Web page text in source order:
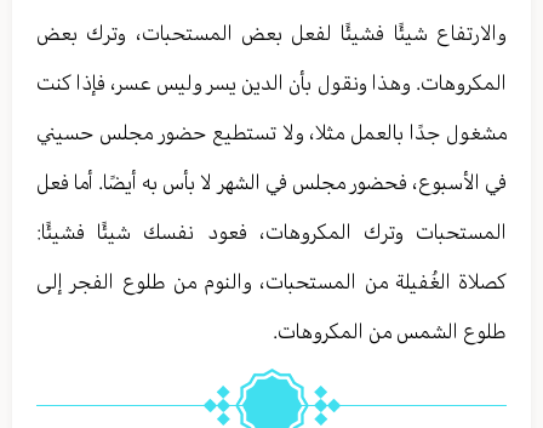
والارتفاع شيئًا فشيئًا لفعل بعض المستحبات، وترك بعض
المكروهات. وهذا ونقول بأن الدين يسر وليس عسر، فإذا كنت
مشغول جدًا بالعمل مثلا، ولا تستطيع حضور مجلس حسيني
في الأسبوع، فحضور مجلس في الشهر لا بأس به أيضًا. أما فعل
المستحبات وترك المكروهات، فعود نفسك شيئًا فشيئًا:
كصلاة الغُفيلة من المستحبات، والنوم من طلوع الفجر إلى
طلوع الشمس من المكروهات.